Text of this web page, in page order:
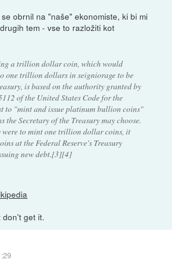
obrnil na "naše" ekonomiste, ki bi mi
tem - vse to razložiti kot
a trillion dollar coin, which would
one trillion dollars in seigniorage to be
is based on the authority granted by
of the United States Code for the
to "mint and issue platinum bullion coins"
the Secretary of the Treasury may choose.
were to mint one trillion dollar coins, it
at the Federal Reserve's Treasury
new debt.[3][4]
don't get it.